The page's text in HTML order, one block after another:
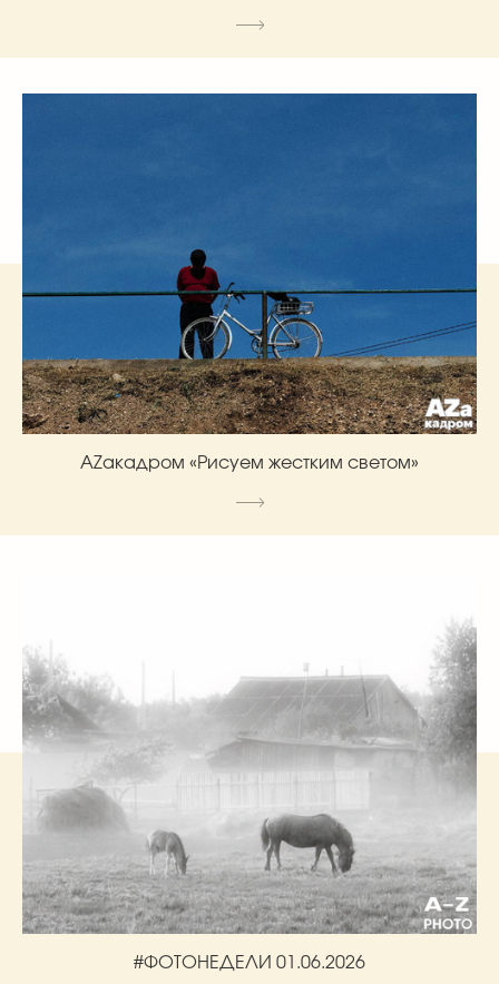
AZакадром «Рисуем жестким светом»
#ФОТОНЕДЕЛИ 01.06.2026